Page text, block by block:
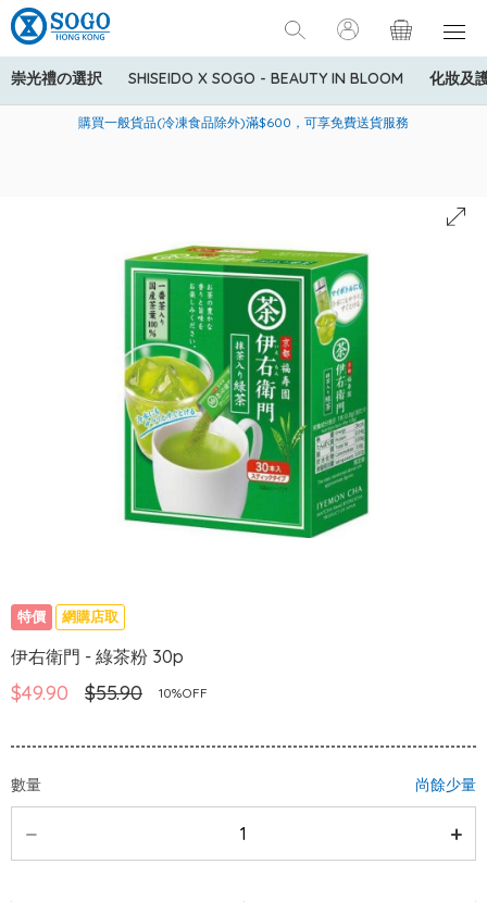
崇光禮の選択 SHISEIDO X SOGO - BEAUTY IN BLOOM 化妝及
美國運通Explorer®信用卡會員購物禮遇：高達5%簽賬回贈！
購買一般貨品(冷凍食品除外)滿$600，可享免費送貨服務
寄送中國內地服務只適用於指定商品，若訂單金額少於HK$600(折
特價 網購店取
伊右衛門 - 綠茶粉 30p
$49.90 $55.90 10%OFF
數量 尚餘少量